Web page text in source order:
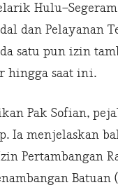
dan Pelayanan
satu pun izin
hingga saat ini.
Pak Sofian,
Ia menjelaskan
Pertambangan
Batuan